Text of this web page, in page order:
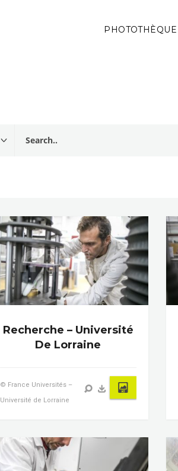
PHOTOTHÈQUE
Recherche – Université
De Lorraine
© France Universités –
Université de Lorraine